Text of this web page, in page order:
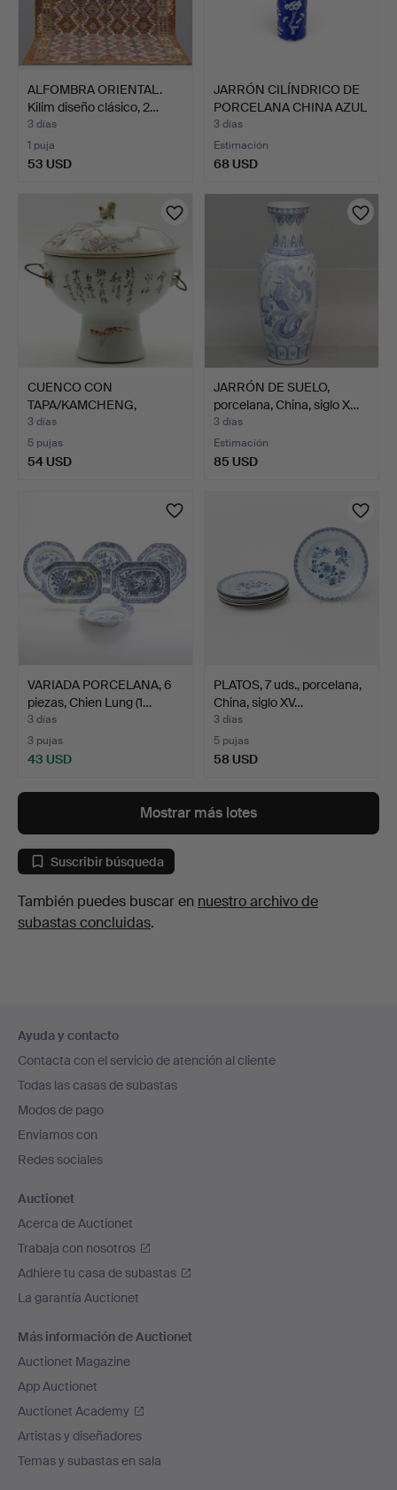
ALFOMBRA ORIENTAL.
Kilim diseño clásico, 2…
3 días
1 puja
53 USD
JARRÓN CILÍNDRICO DE
PORCELANA CHINA AZUL
…
3 días
Estimación
68 USD
CUENCO CON
TAPA/KAMCHENG,
porcelana, China…
3 días
5 pujas
54 USD
JARRÓN DE SUELO,
porcelana, China, siglo X…
3 días
Estimación
85 USD
VARIADA PORCELANA, 6
piezas, Chien Lung (1…
3 días
3 pujas
43 USD
PLATOS, 7 uds., porcelana,
China, siglo XV…
3 días
5 pujas
58 USD
Mostrar más lotes
Suscribir búsqueda
También puedes buscar en nuestro archivo de
subastas concluidas.
en
el
pie
de
página
Ayuda y contacto
Contacta con el servicio de atención al cliente
Todas las casas de subastas
Modos de pago
Enviamos con
Redes sociales
Auctionet
Acerca de Auctionet
Trabaja con nosotros
Adhiere tu casa de subastas
La garantía Auctionet
Más información de Auctionet
Auctionet Magazine
App Auctionet
Auctionet Academy
Artistas y diseñadores
Temas y subastas en sala